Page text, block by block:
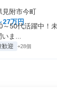
見附市今町
27万円
～50代活躍中！
ま...
歓迎 +28個